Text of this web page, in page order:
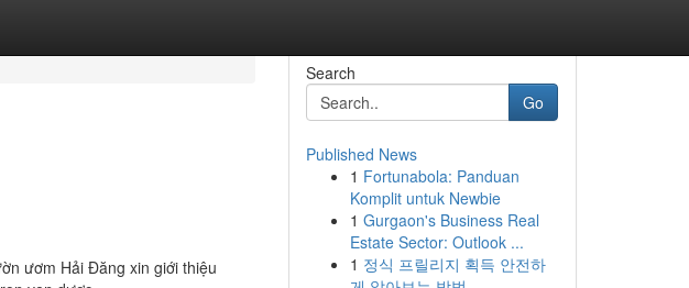
ươm Hải Đăng xin giới thiệu
Search
Go
Published News
1 Fortunabola: Panduan
Komplit untuk Newbie
1 Gurgaon's Business Real
Estate Sector: Outlook ...
1 정식 프릴리지 획득 안전하